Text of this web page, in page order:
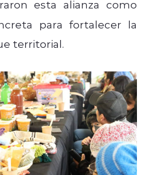
esta alianza como
para fortalecer la
territorial.